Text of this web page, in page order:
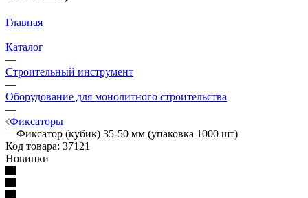
Главная
—
Каталог
—
Строительный инструмент
—
Оборудование для монолитного строительства
—
Фиксаторы
—Фиксатор (кубик) 35-50 мм (упаковка 1000 шт)
Код товара: 37121
Новинки